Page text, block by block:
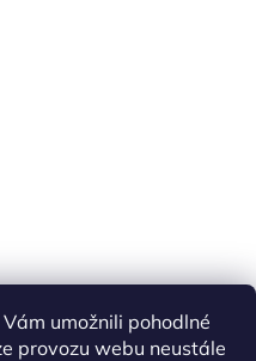
umožnili pohodlné
provozu webu neustále
po celé ČR